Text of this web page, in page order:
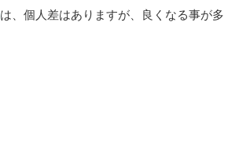
は、個人差はありますが、良くなる事が多